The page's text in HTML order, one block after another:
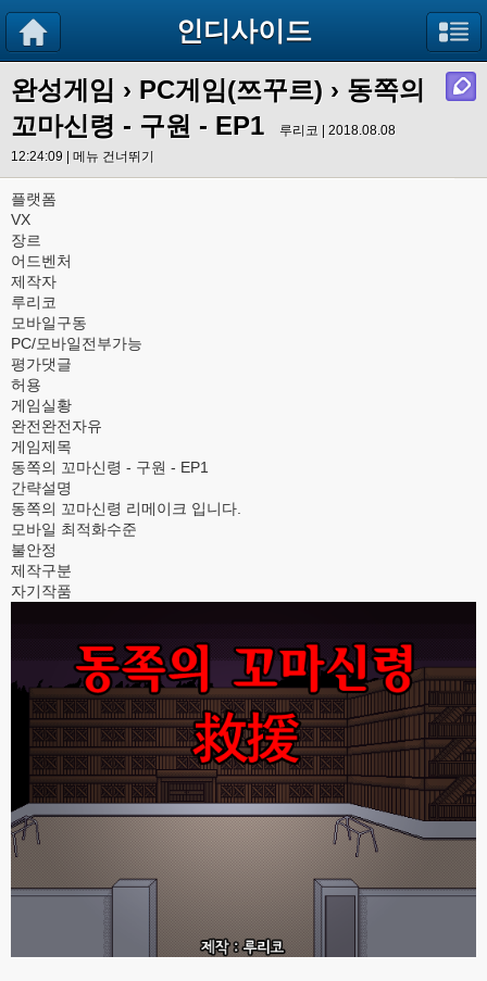
인디사이드
완성게임 › PC게임(쯔꾸르) › 동쪽의
꼬마신령 - 구원 - EP1
루리코 | 2018.08.08
12:24:09 | 메뉴 건너뛰기
플랫폼
VX
장르
어드벤처
제작자
루리코
모바일구동
PC/모바일전부가능
평가댓글
허용
게임실황
완전완전자유
게임제목
동쪽의 꼬마신령 - 구원 - EP1
간략설명
동쪽의 꼬마신령 리메이크 입니다.
모바일 최적화수준
불안정
제작구분
자기작품